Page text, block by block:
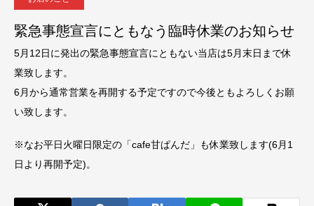
緊急事態宣言にともなう臨時休業のお知らせ
5月12日に発出の緊急事態宣言にともない当店は5月末日まで休
業致します。
6月から通常営業を再開する予定ですので今後ともよろしくお願
い致します。
※なお平日火曜日限定の「cafe甘ぱんだ」も休業致します(6月1
日より再開予定)。